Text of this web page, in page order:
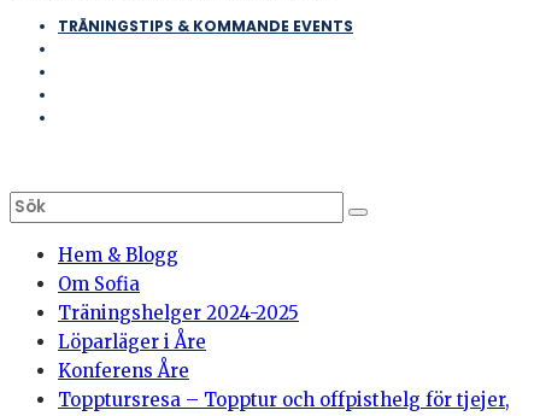
TRÄNINGSTIPS & KOMMANDE EVENTS
Hem & Blogg
Om Sofia
Träningshelger 2024-2025
Löparläger i Åre
Konferens Åre
Topptursresa – Topptur och offpisthelg för tjejer,